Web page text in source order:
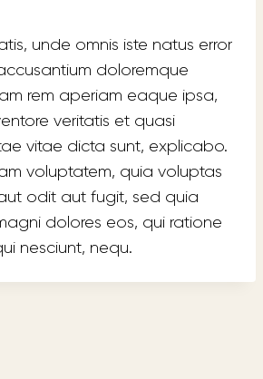
unde omnis iste natus error
doloremque
rem aperiam eaque ipsa,
veritatis et quasi
vitae dicta sunt, explicabo.
voluptatem, quia voluptas
odit aut fugit, sed quia
dolores eos, qui ratione
nesciunt, nequ.